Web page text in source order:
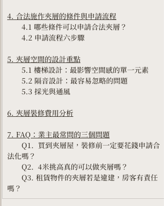
4. 合法施作夾層的條件與申請流程
4.1 哪些條件可以申請合法夾層？
4.2 申請流程六步驟
5. 夾層空間的設計重點
5.1 樓梯設計：最影響空間感的單一元素
5.2 隔音設計：最容易忽略的問題
5.3 採光與通風
6. 夾層裝修費用分析
7. FAQ：業主最常問的三個問題
Q1.  買到夾層屋，裝修前一定要花錢申請合
法化嗎？
Q2.  4米挑高真的可以做夾層嗎？
Q3. 租賃物件的夾層若是違建，房客有責任
嗎？